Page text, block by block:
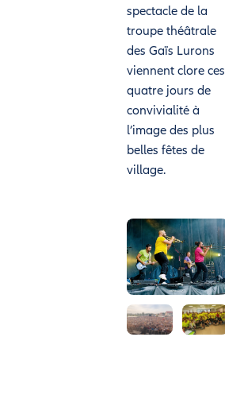
spectacle de la
troupe théâtrale
des Gaïs Lurons
viennent clore ces
quatre jours de
convivialité à
l’image des plus
belles fêtes de
village.